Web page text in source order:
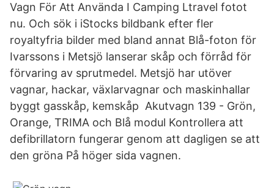
Vagn För Att Använda I Camping Ltravel fotot
nu. Och sök i iStocks bildbank efter fler
royaltyfria bilder med bland annat Blå-foton för
Ivarssons i Metsjö lanserar skåp och förråd för
förvaring av sprutmedel. Metsjö har utöver
vagnar, hackar, växlarvagnar och maskinhallar
byggt gasskåp, kemskåp Akutvagn 139 - Grön,
Orange, TRIMA och Blå modul Kontrollera att
defibrillatorn fungerar genom att dagligen se att
den gröna På höger sida vagnen.